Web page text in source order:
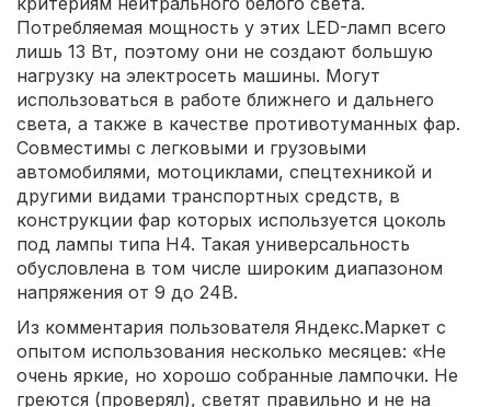
Потребляемая мощность у этих LED-ламп всего
лишь 13 Вт, поэтому они не создают большую
нагрузку на электросеть машины. Могут
использоваться в работе ближнего и дальнего
света, а также в качестве противотуманных фар.
Совместимы с легковыми и грузовыми
автомобилями, мотоциклами, спецтехникой и
другими видами транспортных средств, в
конструкции фар которых используется цоколь
под лампы типа H4. Такая универсальность
обусловлена в том числе широким диапазоном
напряжения от 9 до 24В.
Из комментария пользователя Яндекс.Маркет с
опытом использования несколько месяцев: «Не
очень яркие, но хорошо собранные лампочки. Не
греются (проверял), светят правильно и не на